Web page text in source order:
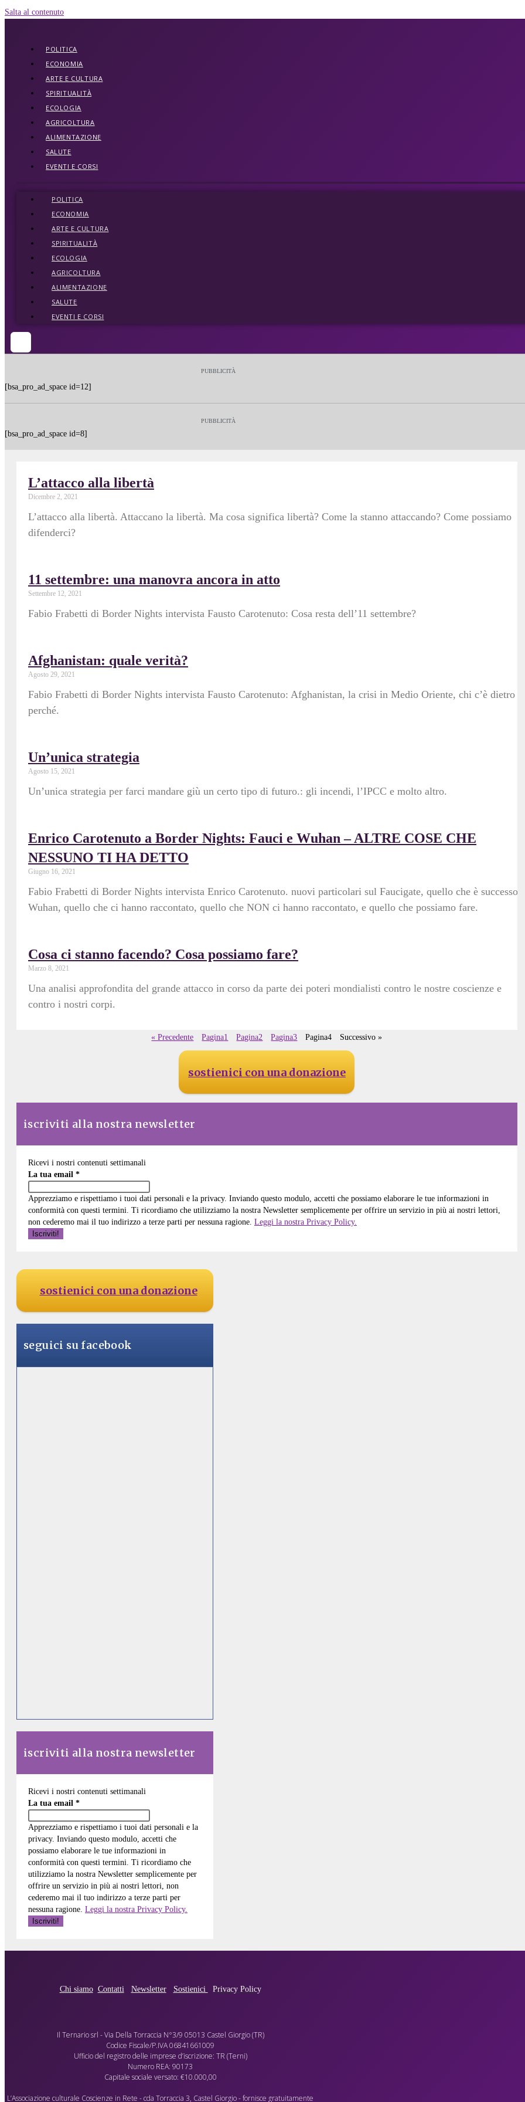
Salta al contenuto
POLITICA
ECONOMIA
ARTE E CULTURA
SPIRITUALITÀ
ECOLOGIA
AGRICOLTURA
ALIMENTAZIONE
SALUTE
EVENTI E CORSI
POLITICA
ECONOMIA
ARTE E CULTURA
SPIRITUALITÀ
ECOLOGIA
AGRICOLTURA
ALIMENTAZIONE
SALUTE
EVENTI E CORSI
PUBBLICITÀ
[bsa_pro_ad_space id=12]
PUBBLICITÀ
[bsa_pro_ad_space id=8]
L’attacco alla libertà
Dicembre 2, 2021
L’attacco alla libertà. Attaccano la libertà. Ma cosa significa libertà? Come la stanno attaccando? Come possiamo
difenderci?
11 settembre: una manovra ancora in atto
Settembre 12, 2021
Fabio Frabetti di Border Nights intervista Fausto Carotenuto: Cosa resta dell’11 settembre?
Afghanistan: quale verità?
Agosto 29, 2021
Fabio Frabetti di Border Nights intervista Fausto Carotenuto: Afghanistan, la crisi in Medio Oriente, chi c’è dietro e
perché.
Un’unica strategia
Agosto 15, 2021
Un’unica strategia per farci mandare giù un certo tipo di futuro.: gli incendi, l’IPCC e molto altro.
Enrico Carotenuto a Border Nights: Fauci e Wuhan – ALTRE COSE CHE
NESSUNO TI HA DETTO
Giugno 16, 2021
Fabio Frabetti di Border Nights intervista Enrico Carotenuto. nuovi particolari sul Faucigate, quello che è successo a
Wuhan, quello che ci hanno raccontato, quello che NON ci hanno raccontato, e quello che possiamo fare.
Cosa ci stanno facendo? Cosa possiamo fare?
Marzo 8, 2021
Una analisi approfondita del grande attacco in corso da parte dei poteri mondialisti contro le nostre coscienze e
contro i nostri corpi.
« Precedente Pagina1 Pagina2 Pagina3 Pagina4 Successivo »
sostienici con una donazione
iscriviti alla nostra newsletter
Ricevi i nostri contenuti settimanali
La tua email *
Apprezziamo e rispettiamo i tuoi dati personali e la privacy. Inviando questo modulo, accetti che possiamo elaborare le tue informazioni in
conformità con questi termini. Ti ricordiamo che utilizziamo la nostra Newsletter semplicemente per offrire un servizio in più ai nostri lettori,
non cederemo mai il tuo indirizzo a terze parti per nessuna ragione. Leggi la nostra Privacy Policy.
sostienici con una donazione
seguici su facebook
iscriviti alla nostra newsletter
Ricevi i nostri contenuti settimanali
La tua email *
Apprezziamo e rispettiamo i tuoi dati personali e la
privacy. Inviando questo modulo, accetti che
possiamo elaborare le tue informazioni in
conformità con questi termini. Ti ricordiamo che
utilizziamo la nostra Newsletter semplicemente per
offrire un servizio in più ai nostri lettori, non
cederemo mai il tuo indirizzo a terze parti per
nessuna ragione. Leggi la nostra Privacy Policy.
Chi siamo Contatti Newsletter Sostienici Privacy Policy
Il Ternario srl - Via Della Torraccia N°3/9 05013 Castel Giorgio (TR)
Codice Fiscale/P.IVA 06841661009
Ufficio del registro delle imprese d’iscrizione: TR (Terni)
Numero REA: 90173
Capitale sociale versato: €10.000,00
L’Associazione culturale Coscienze in Rete - cda Torraccia 3, Castel Giorgio - fornisce gratuitamente